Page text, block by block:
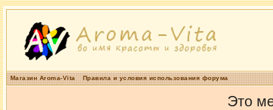
Магазин Aroma-Vita Правила и условия использования форума
Это